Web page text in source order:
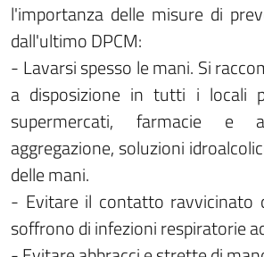
l'importanza delle misure di
dall'ultimo DPCM:
- Lavarsi spesso le mani. Si
a disposizione in tutti i locali
supermercati, farmacie
aggregazione, soluzioni
delle mani.
- Evitare il contatto ravvicinato
soffrono di infezioni respiratorie